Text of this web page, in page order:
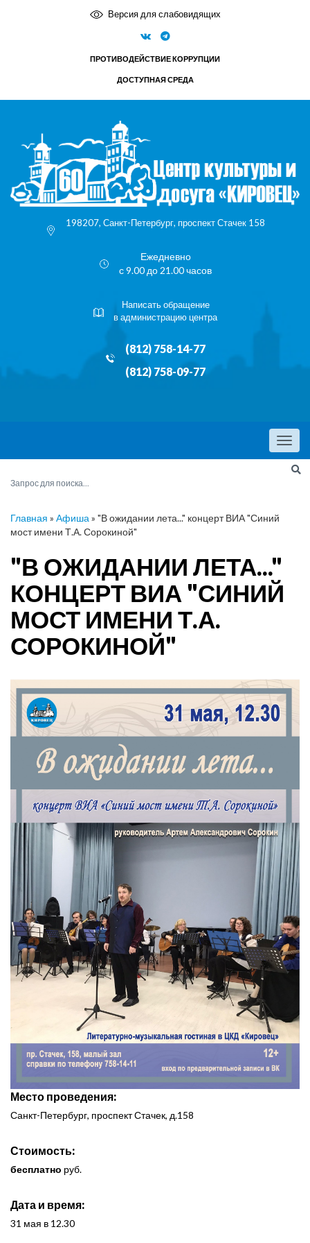
Версия для слабовидящих
ПРОТИВОДЕЙСТВИЕ КОРРУПЦИИ
ДОСТУПНАЯ СРЕДА
198207, Санкт-Петербург, проспект Стачек 158
Ежедневно
с 9.00 до 21.00 часов
Написать обращение
в администрацию центра
(812) 758-14-77
(812) 758-09-77
Menu
Главная » Афиша » "В ожидании лета..." концерт ВИА "Синий
мост имени Т.А. Сорокиной"
"В ОЖИДАНИИ ЛЕТА..."
КОНЦЕРТ ВИА "СИНИЙ
МОСТ ИМЕНИ Т.А.
СОРОКИНОЙ"
Место проведения:
Санкт-Петербург, проспект Стачек, д.158
Стоимость:
бесплатно руб.
Дата и время:
31 мая в 12.30